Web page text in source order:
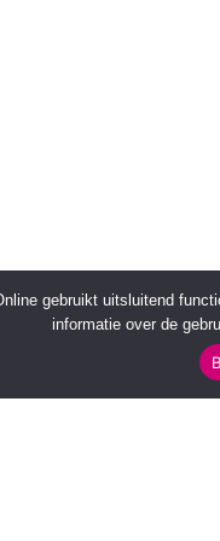
gebruikt uitsluitend
informatie over de